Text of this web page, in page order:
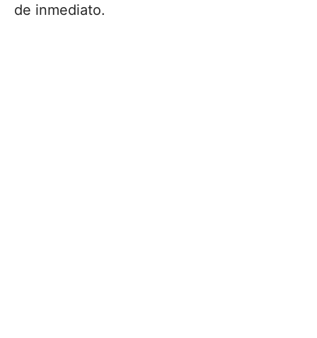
de inmediato.